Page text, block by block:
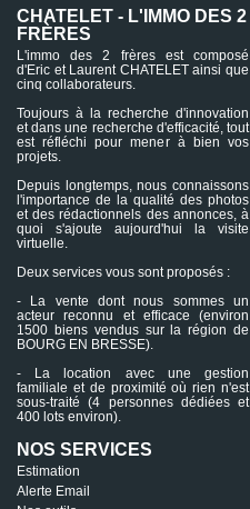
CHATELET - L'IMMO DES 2
FRÈRES
L'immo des 2 frères est composé
d'Eric et Laurent CHATELET ainsi que
cinq collaborateurs.
Toujours à la recherche d'innovation
et dans une recherche d'efficacité, tout
est réfléchi pour mener à bien vos
projets.
Depuis longtemps, nous connaissons
l'importance de la qualité des photos
et des rédactionnels des annonces, à
quoi s'ajoute aujourd'hui la visite
virtuelle.
Deux services vous sont proposés :
- La vente dont nous sommes un
acteur reconnu et efficace (environ
1500 biens vendus sur la région de
BOURG EN BRESSE).
- La location avec une gestion
familiale et de proximité où rien n'est
sous-traité (4 personnes dédiées et
400 lots environ).
NOS SERVICES
Estimation
Alerte Email